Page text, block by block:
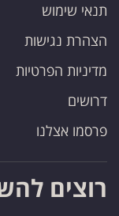
תנאי שימוש
הצהרת נגישות
מדיניות הפרטיות
דרושים
פרסמו אצלנו
רוצים